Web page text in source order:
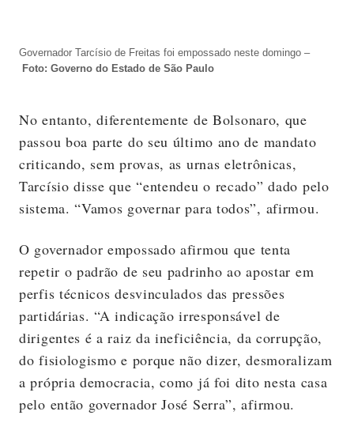
Governador Tarcísio de Freitas foi empossado neste domingo –
Foto: Governo do Estado de São Paulo
No entanto, diferentemente de Bolsonaro, que
passou boa parte do seu último ano de mandato
criticando, sem provas, as urnas eletrônicas,
Tarcísio disse que “entendeu o recado” dado pelo
sistema. “Vamos governar para todos”, afirmou.
O governador empossado afirmou que tenta
repetir o padrão de seu padrinho ao apostar em
perfis técnicos desvinculados das pressões
partidárias. “A indicação irresponsável de
dirigentes é a raiz da ineficiência, da corrupção,
do fisiologismo e porque não dizer, desmoralizam
a própria democracia, como já foi dito nesta casa
pelo então governador José Serra”, afirmou.